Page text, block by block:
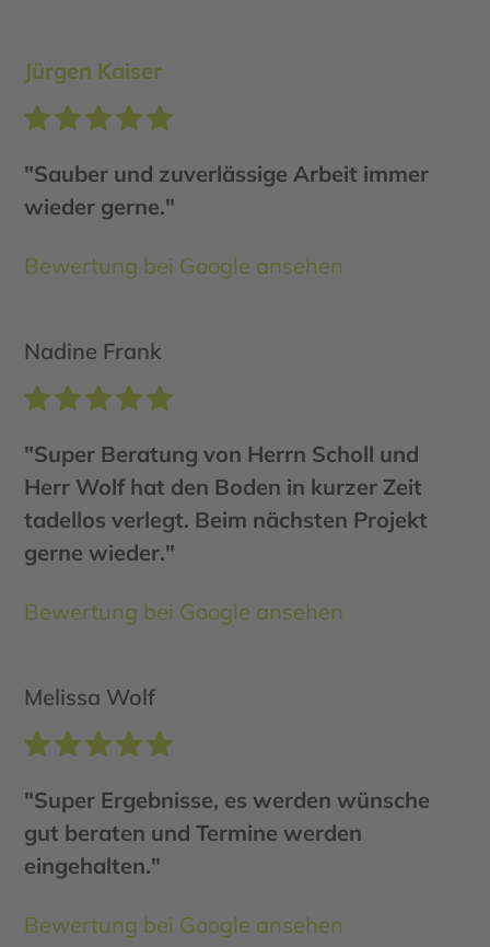
Jürgen Kaiser
"Sauber und zuverlässige Arbeit immer
wieder gerne."
Bewertung bei Google ansehen
Nadine Frank
"Super Beratung von Herrn Scholl und
Herr Wolf hat den Boden in kurzer Zeit
tadellos verlegt. Beim nächsten Projekt
gerne wieder."
Bewertung bei Google ansehen
Melissa Wolf
"Super Ergebnisse, es werden wünsche
gut beraten und Termine werden
eingehalten."
Bewertung bei Google ansehen